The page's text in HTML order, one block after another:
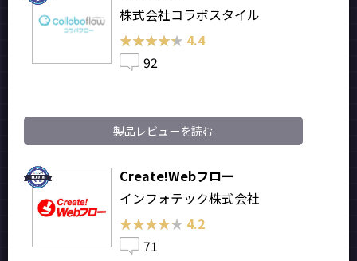
株式会社コラボスタイル
★★★★★
★★★★★ 4.4
92
製品レビューを読む
Create!Webフロー
インフォテック株式会社
★★★★★
★★★★★ 4.2
71